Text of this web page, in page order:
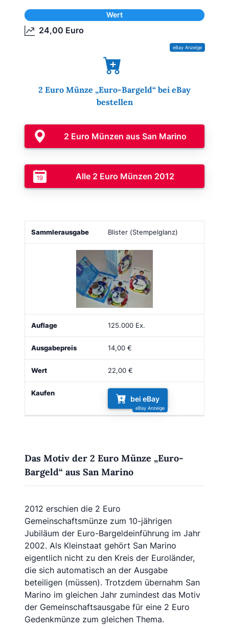
Wert
24,00 Euro
2 Euro Münze „Euro-Bargeld“ bei eBay
bestellen
2 Euro Münzen aus San Marino
Alle 2 Euro Münzen 2012
Sammlerausgabe Bild Auflage Ausgabepreis
Blister (Stempelglanz)
125.000 Ex.
14,00 €
22,00 €
bei eBay
Das Motiv der 2 Euro Münze „Euro-
Bargeld“ aus San Marino
2012 erschien die 2 Euro
Gemeinschaftsmünze zum 10-jährigen
Jubiläum der Euro-Bargeldeinführung im Jahr
2002. Als Kleinstaat gehört San Marino
eigentlich nicht zu den Kreis der Euroländer,
die sich automatisch an der Ausgabe
beteiligen (müssen). Trotzdem übernahm San
Marino im gleichen Jahr zumindest das Motiv
der Gemeinschaftsausgabe für eine 2 Euro
Gedenkmünze zum gleichen Thema.